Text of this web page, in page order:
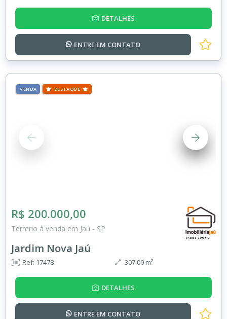
DETALHES
ENTRE EM CONTATO
VENDA DESTAQUE
R$ 200.000,00
Terreno à venda em Jaú - SP
Jardim Nova Jaú
Ref: 17478 307.00 m²
DETALHES
ENTRE EM CONTATO